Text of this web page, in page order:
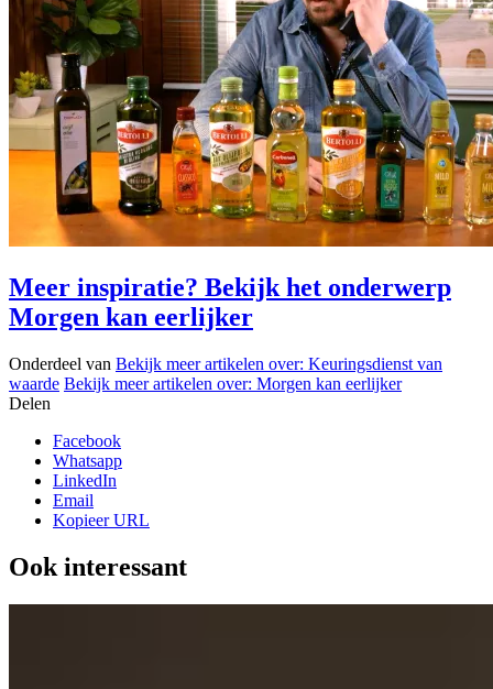
Meer inspiratie? Bekijk het onderwerp
Morgen kan eerlijker
Onderdeel van Bekijk meer artikelen over: Keuringsdienst van
waarde Bekijk meer artikelen over: Morgen kan eerlijker
Delen
Facebook
Whatsapp
LinkedIn
Email
Kopieer URL
Ook interessant